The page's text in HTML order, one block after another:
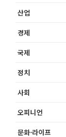
산업
경제
국제
정치
사회
오피니언
문화·라이프